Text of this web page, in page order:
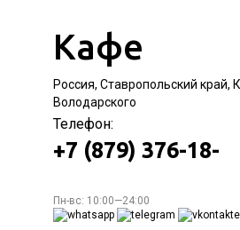
Кафе
Россия, Ставропольский край,
Володарского
Телефон:
+7 (879) 376-18-
Пн-вс: 10:00—24:00